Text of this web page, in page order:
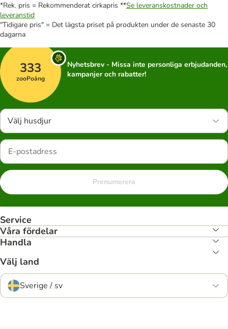
*Rek. pris = Rekommenderat cirkapris **Se leveranskostnader och
leveranstid
"Tidigare pris" = Det lägsta priset på produkten under de senaste 30
dagarna
333
zooPoäng
Nyhetsbrev - Missa inte personliga erbjudanden,
kampanjer och rabatter!
Välj husdjur
Prenumerera
Service
Våra fördelar
Handla
Välj land
Sverige / sv